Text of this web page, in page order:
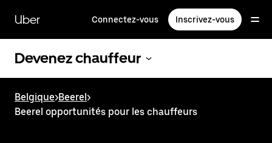
contenu
principal
Uber Connectez-vous Inscrivez-vous
Devenez chauffeur
Belgique>Beerel>
Beerel opportunités pour les chauffeurs